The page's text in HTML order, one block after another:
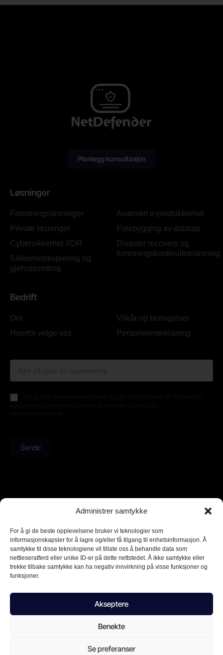
Administrer samtykke
For å gi de beste opplevelsene bruker vi teknologier som
informasjonskapsler for å lagre og/eller få tilgang til enhetsinformasjon. Å
samtykke til disse teknologiene vil tillate oss å behandle data som
nettleseratferd eller unike ID-er på dette nettstedet. Å ikke samtykke eller
trekke tilbake samtykke kan ha negativ innvirkning på visse funksjoner og
funksjoner.
Akseptere
Benekte
Se preferanser
Løsninger
Forretningsløsninger
Private løsninger
Cybersikkerhet XDR
Sikkerhetskopiering og
gjenoppretting
Avansert e-postsikkerhet
Forebygging av datatap
Disaster recovery og
forretningskontinuitetsløsning
Bedrift
Om
Hvorfor velge oss
Vilkår og betingelser
Personvernerklæring
Form
Sende
Planlegg konsultasjon
mandag til fredag ​​kl 08.00 til 16.00
Njalsgade 21 F 2,
E: info@netdefender.eu
CVR. nummer 44504081